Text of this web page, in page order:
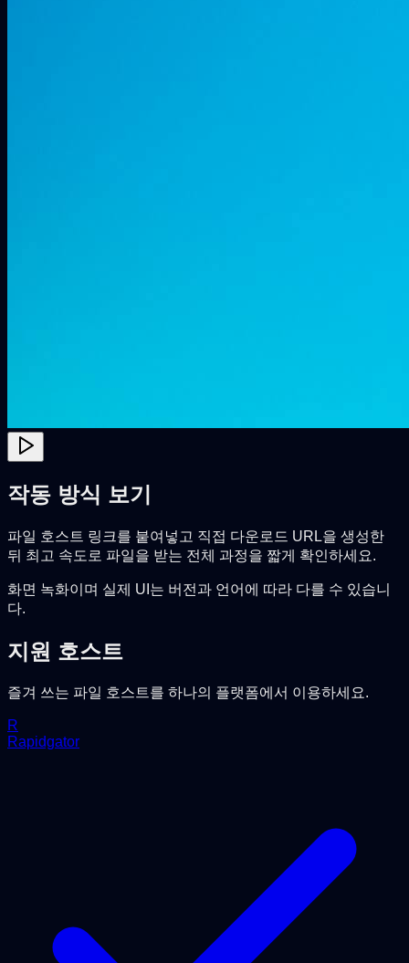
작동 방식 보기
파일 호스트 링크를 붙여넣고 직접 다운로드 URL을 생성한
뒤 최고 속도로 파일을 받는 전체 과정을 짧게 확인하세요.
화면 녹화이며 실제 UI는 버전과 언어에 따라 다를 수 있습니
다.
지원 호스트
즐겨 쓰는 파일 호스트를 하나의 플랫폼에서 이용하세요.
R
Rapidgator